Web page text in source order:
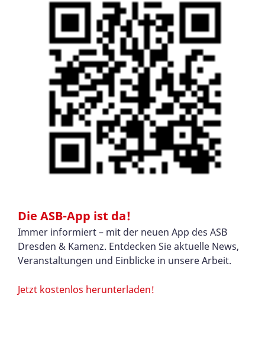
Die ASB-App ist da!
Immer informiert – mit der neuen App des ASB
Dresden & Kamenz. Entdecken Sie aktuelle News,
Veranstaltungen und Einblicke in unsere Arbeit.
Jetzt kostenlos herunterladen!